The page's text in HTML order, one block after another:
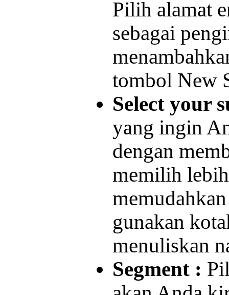
Pilih alamat
sebagai
tombol New
Select your
yang ingin
dengan
memilih
gunakan
menuliskan
Segment :